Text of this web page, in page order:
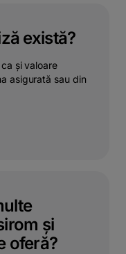
există?
și valoare
asigurată sau din
și
oferă?